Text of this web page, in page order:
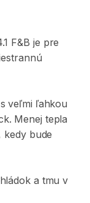
F&B je pre
s veľmi ľahkou
Menej tepla
kedy bude
a tmu v